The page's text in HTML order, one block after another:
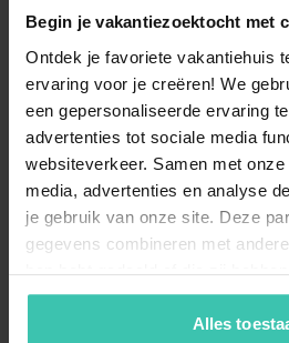
Begin je vakantiezoektocht met
Ontdek je favoriete vakantiehuis
ervaring voor je creëren! We
een gepersonaliseerde ervaring
advertenties tot sociale media
websiteverkeer. Samen met
media, advertenties en analyse
je gebruik van onze site. Deze
gegevens combineren met
hen hebt gedeeld of die zij
van je gebruik van hun diensten.
jouw vakantiezoektocht soepel
Alles